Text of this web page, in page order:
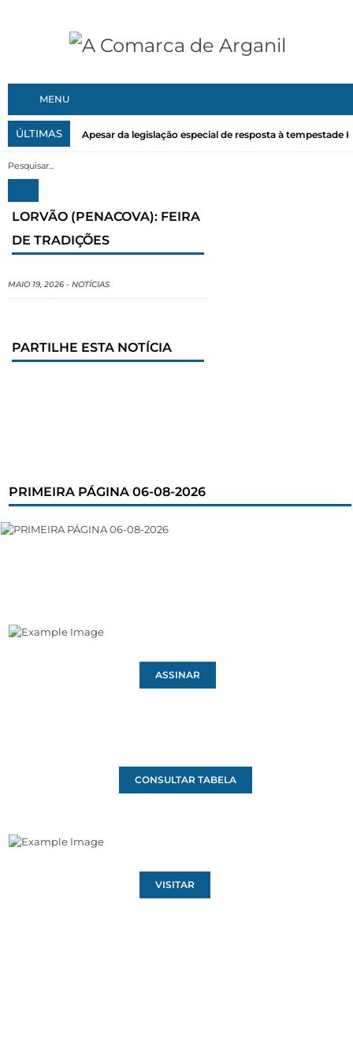
MENU
ÚLTIMAS Apesar da legislação especial de resposta à tempestade
LORVÃO (PENACOVA): FEIRA
DE TRADIÇÕES
MAIO 19, 2026 - NOTÍCIAS
PARTILHE ESTA NOTÍCIA
PRIMEIRA PÁGINA 06-08-2026
ASSINAR
CONSULTAR TABELA
VISITAR